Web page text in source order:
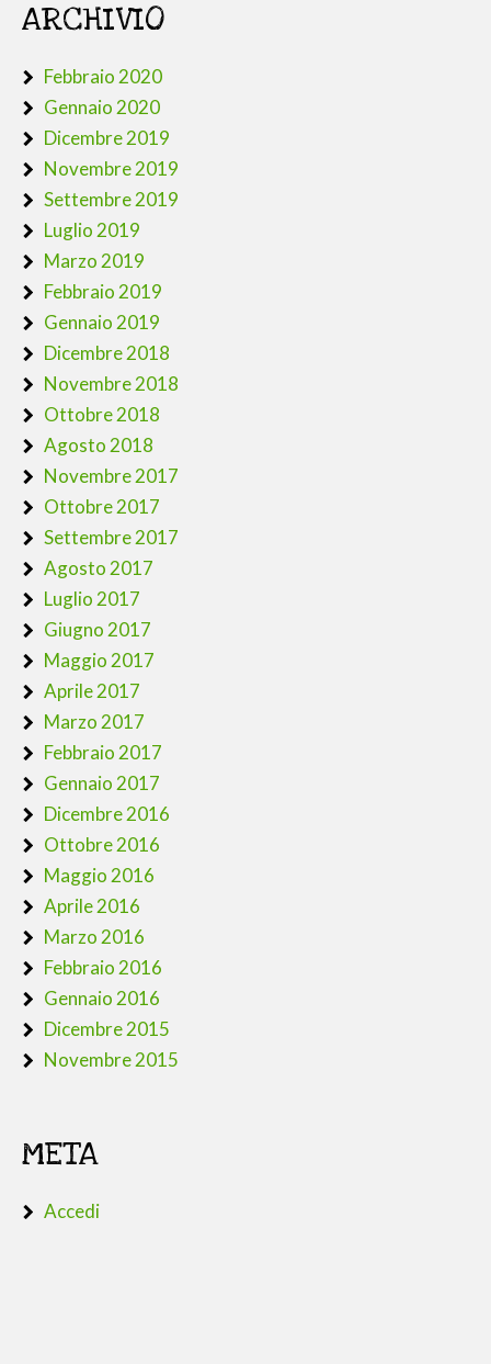
ARCHIVIO
Febbraio 2020
Gennaio 2020
Dicembre 2019
Novembre 2019
Settembre 2019
Luglio 2019
Marzo 2019
Febbraio 2019
Gennaio 2019
Dicembre 2018
Novembre 2018
Ottobre 2018
Agosto 2018
Novembre 2017
Ottobre 2017
Settembre 2017
Agosto 2017
Luglio 2017
Giugno 2017
Maggio 2017
Aprile 2017
Marzo 2017
Febbraio 2017
Gennaio 2017
Dicembre 2016
Ottobre 2016
Maggio 2016
Aprile 2016
Marzo 2016
Febbraio 2016
Gennaio 2016
Dicembre 2015
Novembre 2015
META
Accedi